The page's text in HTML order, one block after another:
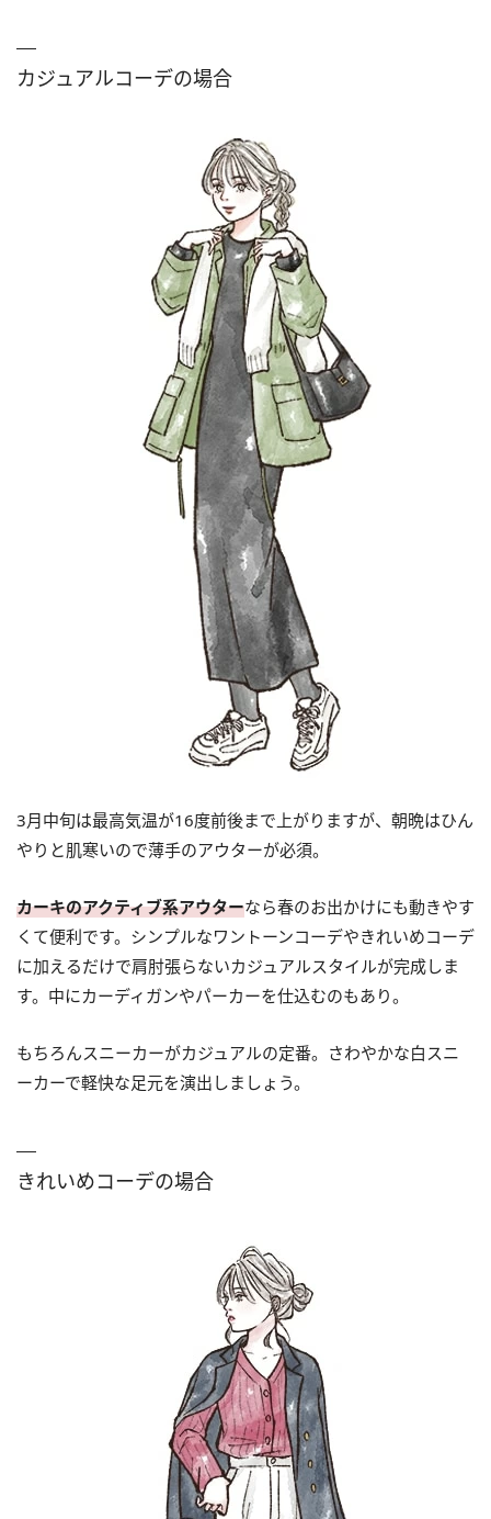
カジュアルコーデの場合
3月中旬は最高気温が16度前後まで上がりますが、朝晩はひん
やりと肌寒いので薄手のアウターが必須。
カーキのアクティブ系アウターなら春のお出かけにも動きやす
くて便利です。シンプルなワントーンコーデやきれいめコーデ
に加えるだけで肩肘張らないカジュアルスタイルが完成しま
す。中にカーディガンやパーカーを仕込むのもあり。
もちろんスニーカーがカジュアルの定番。さわやかな白スニ
ーカーで軽快な足元を演出しましょう。
きれいめコーデの場合